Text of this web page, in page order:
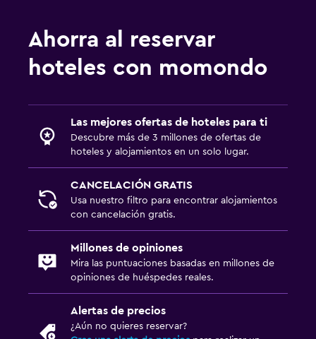
Zona de trabajo
Salud y seguridad
Botiquín de primeros auxilios
Ahorra al reservar
hoteles con momondo
Las mejores ofertas de hoteles para ti
Descubre más de 3 millones de ofertas de
hoteles y alojamientos en un solo lugar.
CANCELACIÓN GRATIS
Usa nuestro filtro para encontrar alojamientos
con cancelación gratis.
Millones de opiniones
Mira las puntuaciones basadas en millones de
opiniones de huéspedes reales.
Alertas de precios
¿Aún no quieres reservar?